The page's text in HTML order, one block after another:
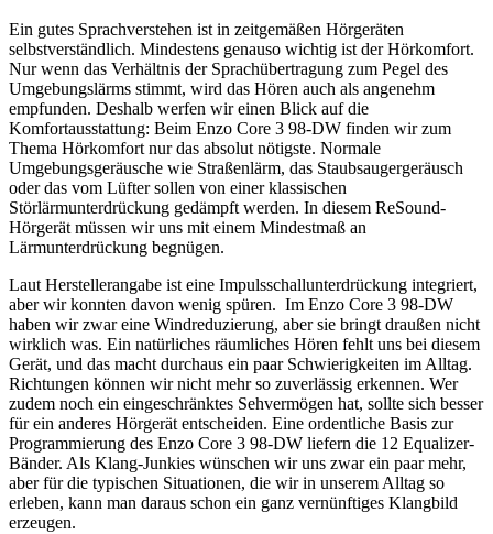
Ein gutes Sprachverstehen ist in zeitgemäßen Hörgeräten
selbstverständlich. Mindestens genauso wichtig ist der Hörkomfort.
Nur wenn das Verhältnis der Sprachübertragung zum Pegel des
Umgebungslärms stimmt, wird das Hören auch als angenehm
empfunden. Deshalb werfen wir einen Blick auf die
Komfortausstattung: Beim Enzo Core 3 98-DW finden wir zum
Thema Hörkomfort nur das absolut nötigste. Normale
Umgebungsgeräusche wie Straßenlärm, das Staubsaugergeräusch
oder das vom Lüfter sollen von einer klassischen
Störlärmunterdrückung gedämpft werden. In diesem ReSound-
Hörgerät müssen wir uns mit einem Mindestmaß an
Lärmunterdrückung begnügen.
Laut Herstellerangabe ist eine Impulsschallunterdrückung integriert,
aber wir konnten davon wenig spüren. Im Enzo Core 3 98-DW
haben wir zwar eine Windreduzierung, aber sie bringt draußen nicht
wirklich was. Ein natürliches räumliches Hören fehlt uns bei diesem
Gerät, und das macht durchaus ein paar Schwierigkeiten im Alltag.
Richtungen können wir nicht mehr so zuverlässig erkennen. Wer
zudem noch ein eingeschränktes Sehvermögen hat, sollte sich besser
für ein anderes Hörgerät entscheiden. Eine ordentliche Basis zur
Programmierung des Enzo Core 3 98-DW liefern die 12 Equalizer-
Bänder. Als Klang-Junkies wünschen wir uns zwar ein paar mehr,
aber für die typischen Situationen, die wir in unserem Alltag so
erleben, kann man daraus schon ein ganz vernünftiges Klangbild
erzeugen.